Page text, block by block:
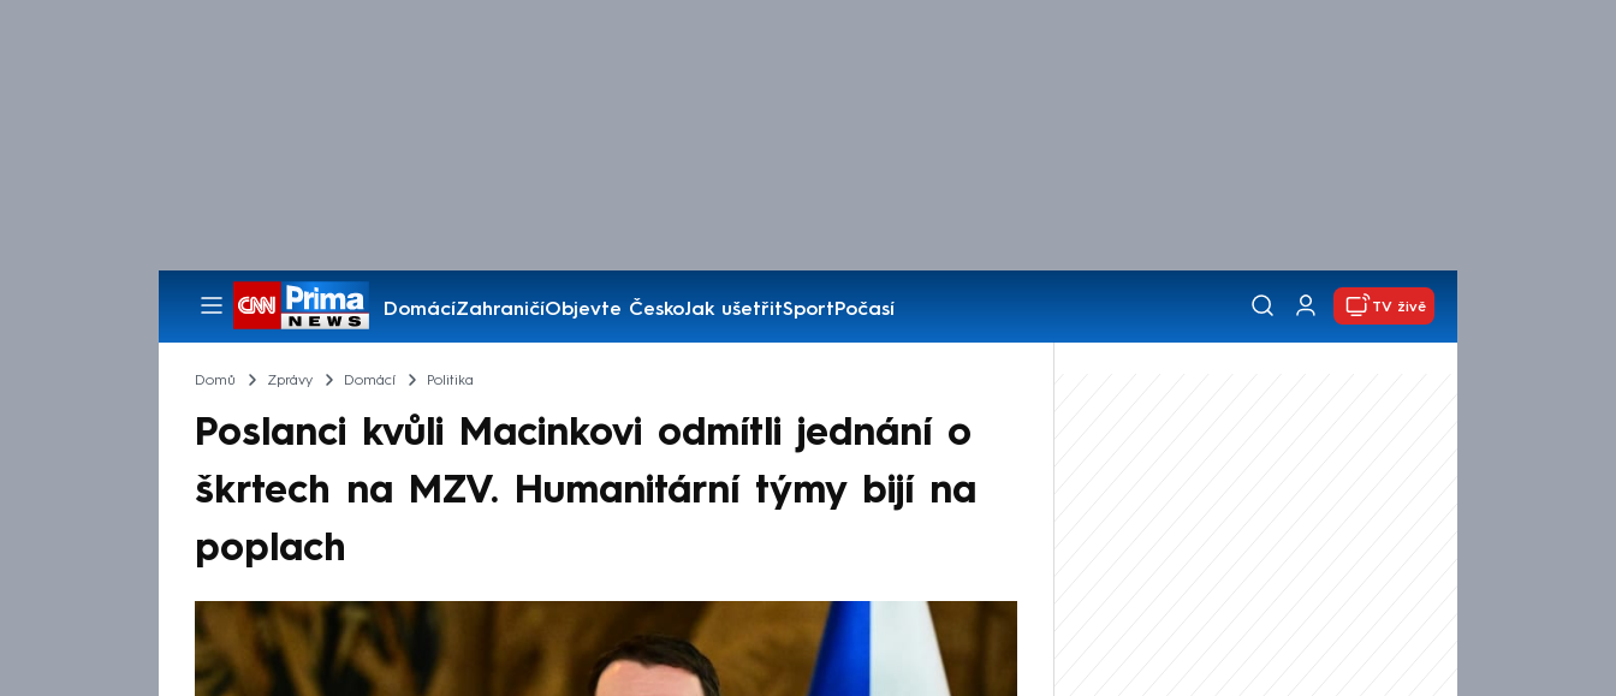
DomácíZahraničíObjevte ČeskoJak ušetřitSportPočasí
Pořady
TV živě
Domů Zprávy Domácí Politika
Poslanci kvůli Macinkovi odmítli jednání o
škrtech na MZV. Humanitární týmy bijí na
poplach